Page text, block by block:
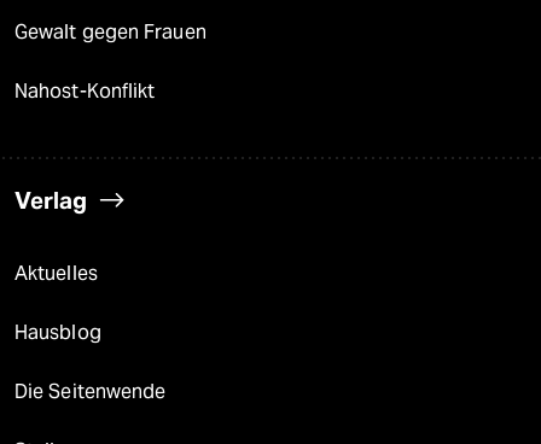
Gewalt gegen Frauen
Nahost-Konflikt
Verlag
Aktuelles
Hausblog
Die Seitenwende